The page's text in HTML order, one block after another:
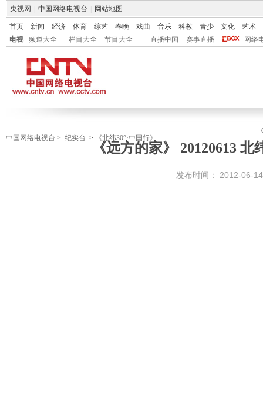
央视网 中国网络电视台 网站地图
首页 新闻 经济 体育 综艺 春晚 戏曲 音乐 科教 青少 文化
艺术
电视
频道大全 栏目大全 节目大全 直播中国 赛事直播 网络
中国网络电视台 > 纪实台 > 《北纬30°·中国行》
《远方的家》 20120613 北
发布时间： 2012-06-